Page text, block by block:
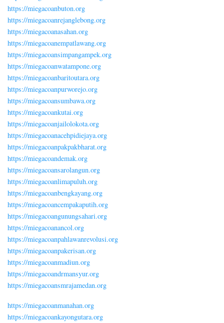
https://miegacoanbuton.org
https://miegacoanrejanglebong.org
https://miegacoanasahan.org
https://miegacoanempatlawang.org
https://miegacoansimpangampek.org
https://miegacoanwatampone.org
https://miegacoanbaritoutara.org
https://miegacoanpurworejo.org
https://miegacoansumbawa.org
https://miegacoankutai.org
https://miegacoanjailolokota.org
https://miegacoanacehpidiejaya.org
https://miegacoanpakpakbharat.org
https://miegacoandemak.org
https://miegacoansarolangun.org
https://miegacoanlimapuluh.org
https://miegacoanbengkayang.org
https://miegacoancempakaputih.org
https://miegacoangunungsahari.org
https://miegacoanancol.org
https://miegacoanpahlawanrevolusi.org
https://miegacoanpakerisan.org
https://miegacoanmadiun.org
https://miegacoandrmansyur.org
https://miegacoansmrajamedan.org
https://miegacoanmanahan.org
https://miegacoankayongutara.org